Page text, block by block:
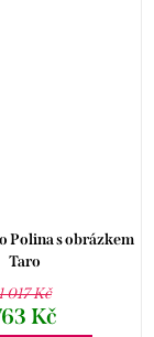
Polina s obrázkem
Taro
017 Kč
Kč